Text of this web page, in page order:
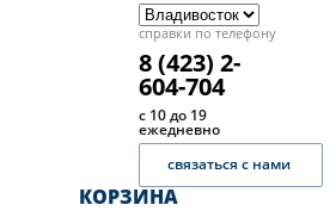
справки по телефону
8 (423) 2-
604-704
с 10 до 19
ежедневно
связаться с нами
КОРЗИНА